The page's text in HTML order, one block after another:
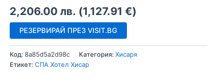
2,206.00 лв. (1,127.91 €)
РЕЗЕРВИРАЙ ПРЕЗ VISIT.BG
Код: 8a85d5a2d98c Категория: Хисаря
Етикет: СПА Хотел Хисар